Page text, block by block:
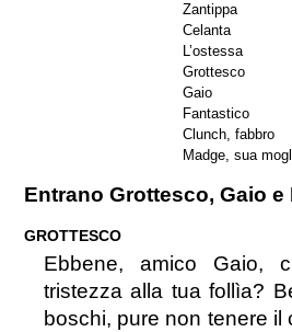
Zantippa
Celanta
L’ostessa
Grottesco
Gaio
Fantastico
Clunch, fabbro
Madge, sua
Entrano Grottesco, Gaio e
GROTTESCO
Ebbene, amico Gaio,
tristezza alla tua follìa?
boschi, pure non tenere